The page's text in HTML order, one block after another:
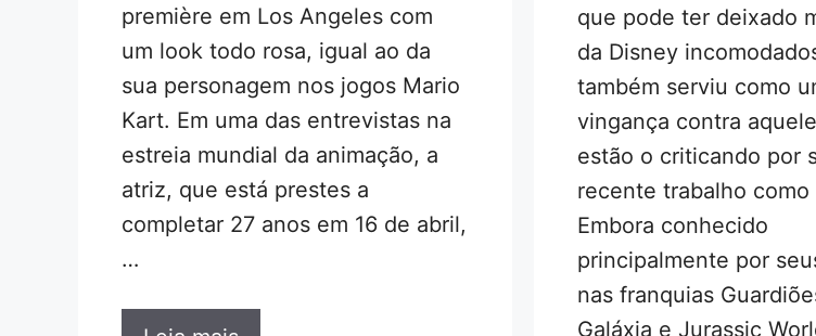
première em Los Angeles com
um look todo rosa, igual ao da
sua personagem nos jogos Mario
Kart. Em uma das entrevistas na
estreia mundial da animação, a
atriz, que está prestes a
completar 27 anos em 16 de abril,
…
que pode ter deixado
da Disney
também serviu como
vingança contra
estão o criticando por
recente trabalho como
Embora conhecido
principalmente por
nas franquias
Galáxia e Jurassic